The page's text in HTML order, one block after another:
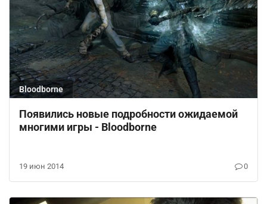
Bloodborne
Появились новые подробности ожидаемой
многими игры - Bloodborne
19 июн 2014 0